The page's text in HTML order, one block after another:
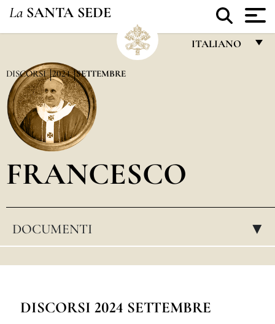
La SANTA SEDE
ITALIANO
POLSKI
DISCORSI 2024 SETTEMBRE
FRANCESCO
DOCUMENTI ▸
DISCORSI 2024 SETTEMBRE